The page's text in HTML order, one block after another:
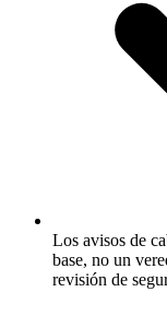
Los avisos de
base, no un
revisión de